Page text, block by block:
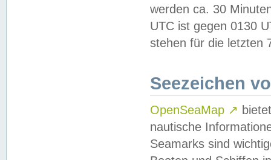
werden ca. 30
UTC ist gegen 0130
stehen für die letzten
Seezeichen
OpenSeaMap ↗
nautische
Seamarks sind